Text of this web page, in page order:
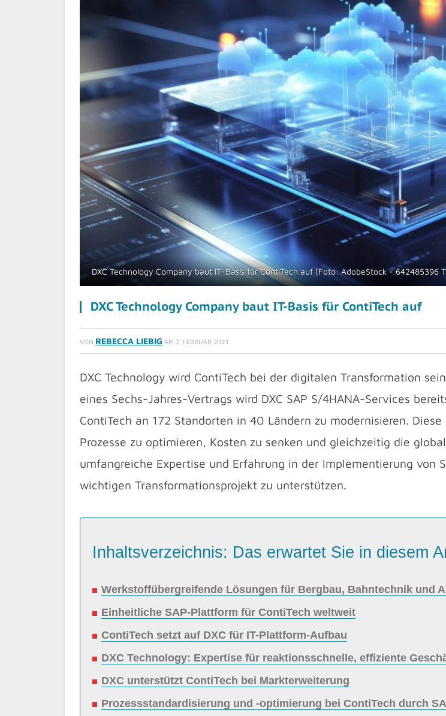
DXC Technology Company baut IT-Basis für ContiTech auf (Foto: AdobeStock - 642485396
DXC Technology Company baut IT-Basis für ContiTech auf
VON REBECCA LIEBIG AM 2. FEBRUAR 2023
DXC Technology wird ContiTech bei der digitalen Transformation
eines Sechs-Jahres-Vertrags wird DXC SAP S/4HANA-Services
ContiTech an 172 Standorten in 40 Ländern zu modernisieren.
Prozesse zu optimieren, Kosten zu senken und gleichzeitig die
umfangreiche Expertise und Erfahrung in der Implementierung von
wichtigen Transformationsprojekt zu unterstützen.
Inhaltsverzeichnis: Das erwartet Sie in diesem
Werkstoffübergreifende Lösungen für Bergbau, Bahntechnik und
Einheitliche SAP-Plattform für ContiTech weltweit
ContiTech setzt auf DXC für IT-Plattform-Aufbau
DXC Technology: Expertise für reaktionsschnelle, effiziente
DXC unterstützt ContiTech bei Markterweiterung
Prozessstandardisierung und -optimierung bei ContiTech durch